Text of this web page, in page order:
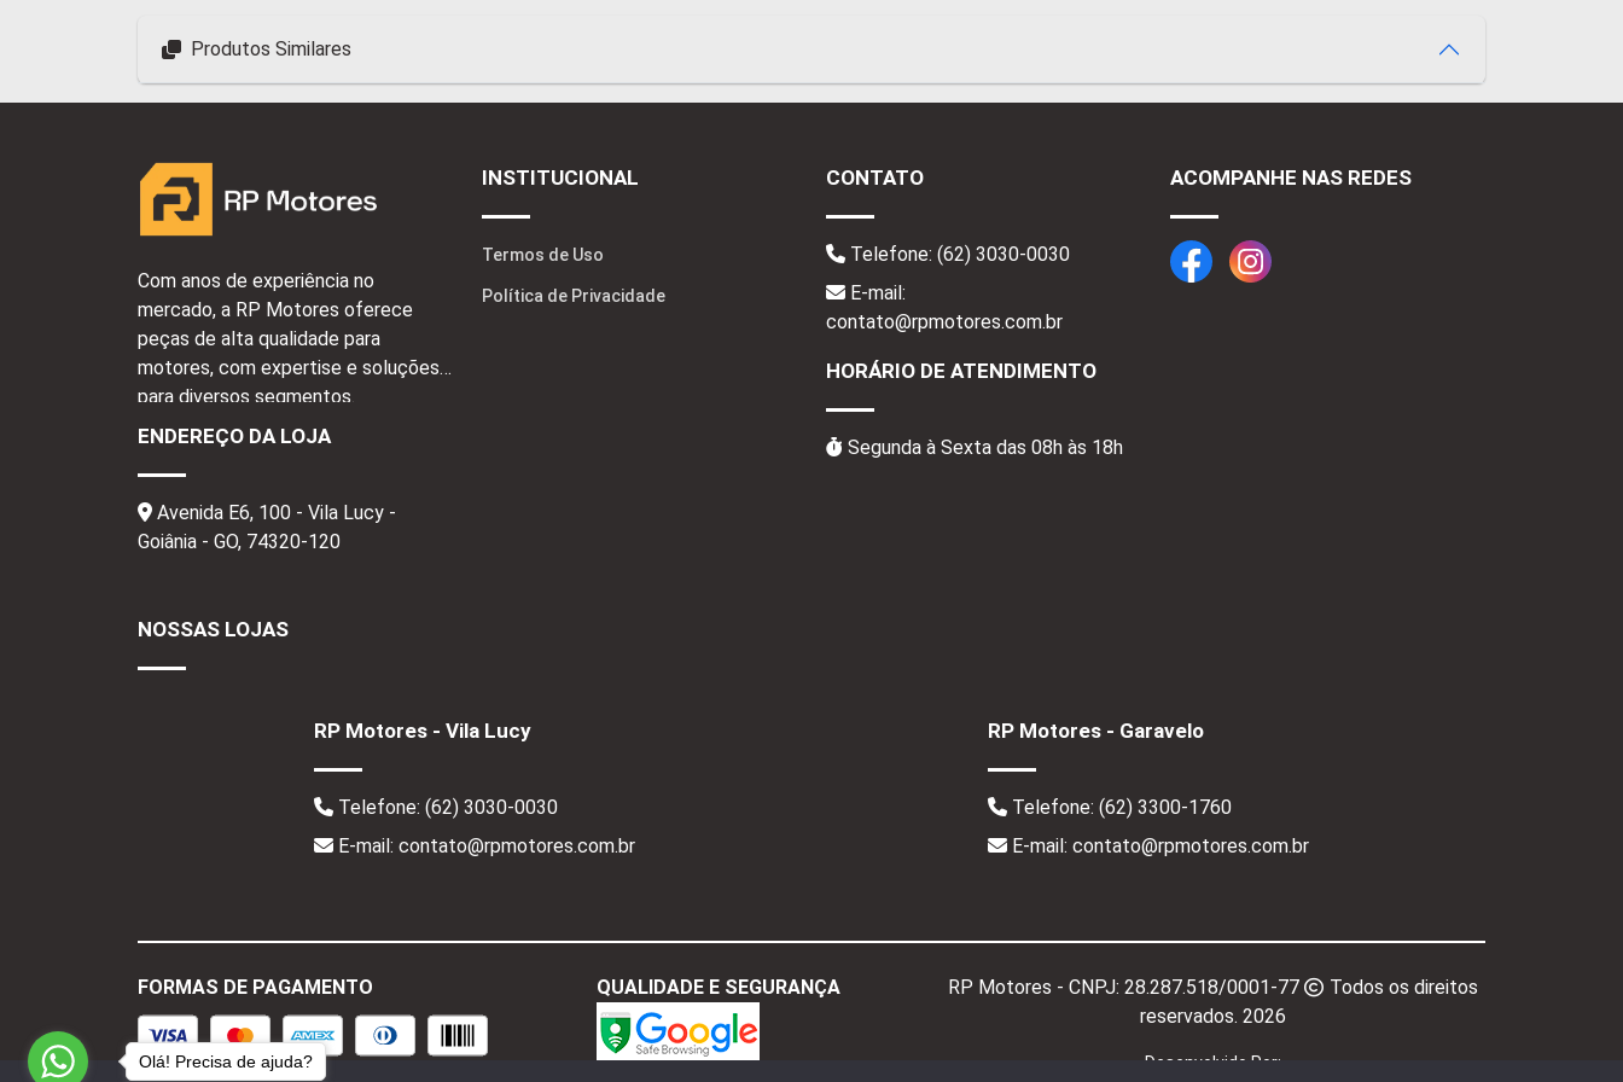
Produtos Similares
Com anos de experiência no
mercado, a RP Motores oferece
peças de alta qualidade para
motores, com expertise e soluções
para diversos segmentos.
ENDEREÇO DA LOJA
Avenida E6, 100 - Vila Lucy -
Goiânia - GO, 74320-120
INSTITUCIONAL
Termos de Uso
Política de Privacidade
CONTATO
Telefone: (62) 3030-0030
E-mail:
contato@rpmotores.com.br
HORÁRIO DE ATENDIMENTO
Segunda à Sexta das 08h às 18h
ACOMPANHE NAS REDES
NOSSAS LOJAS
RP Motores - Vila Lucy
Telefone: (62) 3030-0030
E-mail: contato@rpmotores.com.br
RP Motores - Garavelo
Telefone: (62) 3300-1760
E-mail: contato@rpmotores.com.br
FORMAS DE PAGAMENTO QUALIDADE E SEGURANÇA RP Motores - CNPJ: 28.287.518/0001-77
Todos os direitos
reservados. 2026
Desenvolvido Por:
Olá! Precisa de ajuda?